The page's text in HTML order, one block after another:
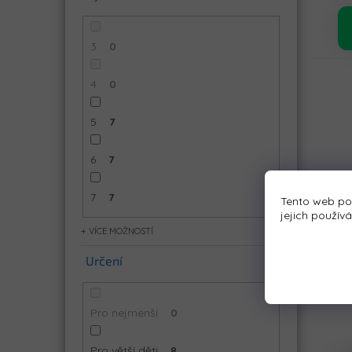
Tento web
jejich
3 0
4 0
5 7
6 7
7 7
MOŽNOSTÍ
Určení
Pro nejmenší 0